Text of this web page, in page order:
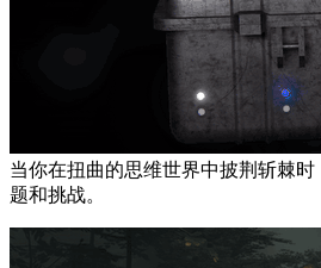
当你在扭曲的思维世界中披荆斩棘
题和挑战。